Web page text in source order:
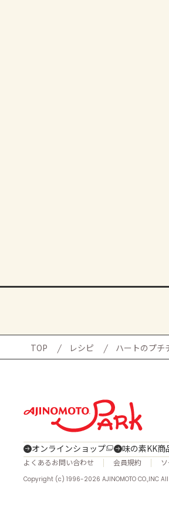
TOP レシピ ハートのプチ
オンラインショップ 味の素KK商
よくあるお問い合わせ 会員規約
Copyright (c) 1996-2026 AJINOMOTO CO.,INC